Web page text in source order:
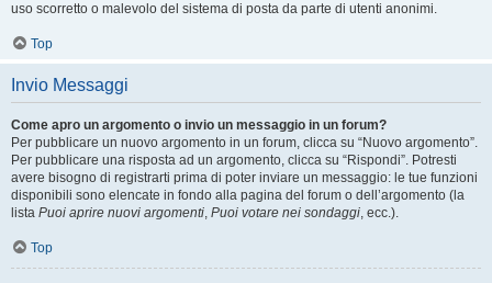
uso scorretto o malevolo del sistema di posta da parte di utenti anonimi.
Top
Invio Messaggi
Come apro un argomento o invio un messaggio in un forum?
Per pubblicare un nuovo argomento in un forum, clicca su “Nuovo argomento”.
Per pubblicare una risposta ad un argomento, clicca su “Rispondi”. Potresti
avere bisogno di registrarti prima di poter inviare un messaggio: le tue funzioni
disponibili sono elencate in fondo alla pagina del forum o dell’argomento (la
lista Puoi aprire nuovi argomenti, Puoi votare nei sondaggi, ecc.).
Top